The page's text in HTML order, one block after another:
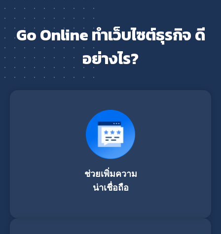
Go Online ทำเว็บไซต์ธุรกิจ ดี
อย่างไร?
ช่วยเพิ่มความ
น่าเชื่อถือ